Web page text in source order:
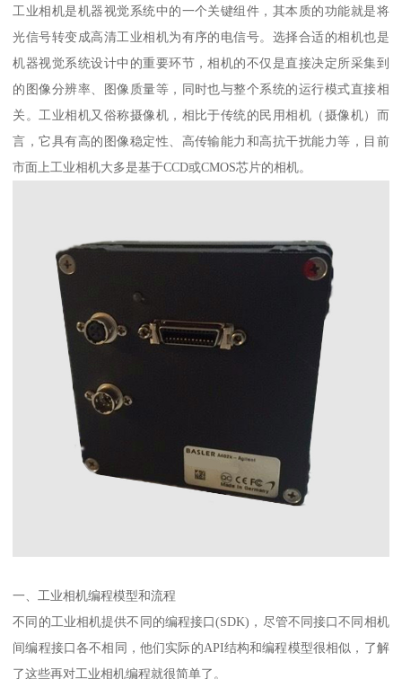
工业相机是机器视觉系统中的一个关键组件，其本质的功能就是将
光信号转变成高清工业相机为有序的电信号。选择合适的相机也是
机器视觉系统设计中的重要环节，相机的不仅是直接决定所采集到
的图像分辨率、图像质量等，同时也与整个系统的运行模式直接相
关。工业相机又俗称摄像机，相比于传统的民用相机（摄像机）而
言，它具有高的图像稳定性、高传输能力和高抗干扰能力等，目前
市面上工业相机大多是基于CCD或CMOS芯片的相机。
一、工业相机编程模型和流程
不同的工业相机提供不同的编程接口(SDK)，尽管不同接口不同相机
间编程接口各不相同，他们实际的API结构和编程模型很相似，了解
了这些再对工业相机编程就很简单了。